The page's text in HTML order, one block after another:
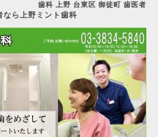
歯科 上野 台東区 御徒町 歯医者
ら上野ミント歯科